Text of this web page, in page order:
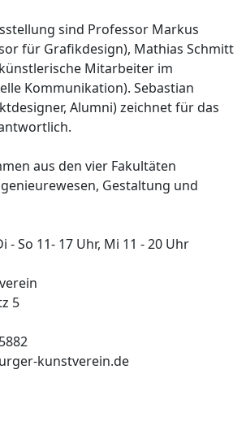
sind Professor Markus
für Grafikdesign), Mathias Schmitt
Mitarbeiter im
Kommunikation). Sebastian
Alumni) zeichnet für das
aus den vier Fakultäten
Gestaltung und
- So 11- 17 Uhr, Mi 11 - 20 Uhr
5
kunstverein.de